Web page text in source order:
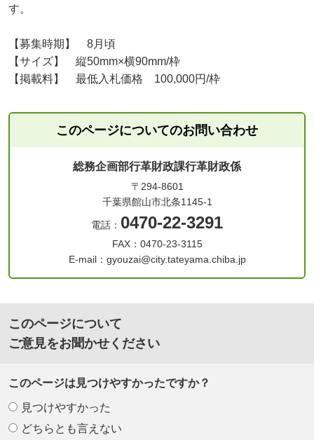
す。
【募集時期】 8月頃
【サイズ】 縦50mm×横90mm/枠
【掲載料】 最低入札価格 100,000円/枠
このページについてのお問い合わせ
総務企画部行革財政課行革財政係
〒294-8601
千葉県館山市北条1145-1
電話： 0470-22-3291
FAX：0470-23-3115
E-mail：gyouzai@city.tateyama.chiba.jp
このページについて
ご意見をお聞かせください
このページは見つけやすかったですか？
見つけやすかった
どちらとも言えない